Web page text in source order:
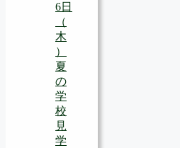
6日
（
木
）
夏
の
学
校
見
学